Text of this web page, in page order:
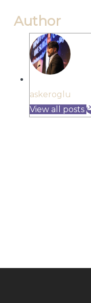
Author
askeroglu
View all posts